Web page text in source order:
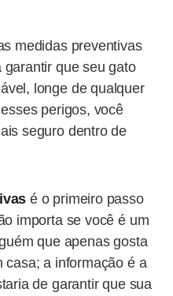
medidas preventivas
que seu gato
longe de qualquer
perigos, você
seguro dentro de
é o primeiro passo
importa se você é um
que apenas gosta
casa; a informação é a
de garantir que sua